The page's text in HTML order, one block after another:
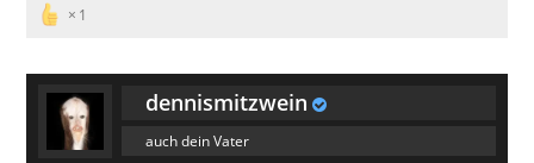
1
dennismitzwein
auch dein Vater